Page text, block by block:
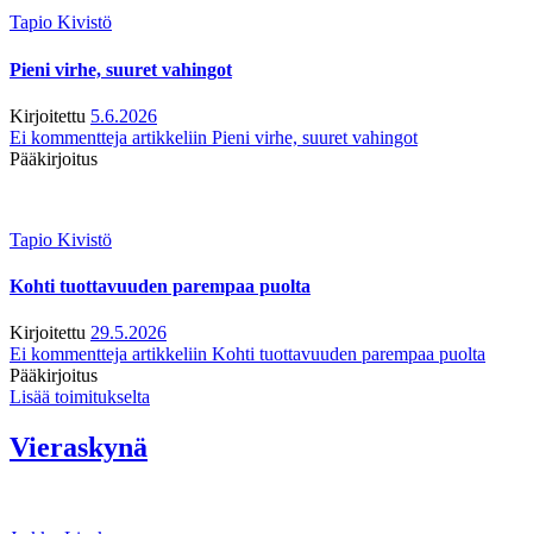
Tapio Kivistö
Pieni virhe, suuret vahingot
Kirjoitettu 5.6.2026
Ei kommentteja artikkeliin Pieni virhe, suuret vahingot
Pääkirjoitus
Tapio Kivistö
Kohti tuottavuuden parempaa puolta
Kirjoitettu 29.5.2026
Ei kommentteja artikkeliin Kohti tuottavuuden parempaa puolta
Pääkirjoitus
Lisää toimitukselta
Vieraskynä